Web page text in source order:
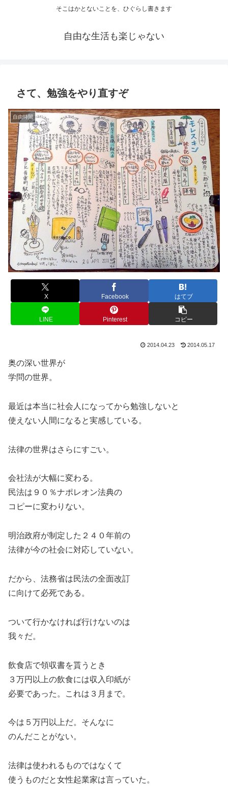
そこはかとないことを、ひぐらし書きます
自由な生活も楽じゃない
さて、勉強をやり直すぞ
自由時間
X Facebook はてブ
LINE Pinterest コピー
2014.04.23 2014.05.17
奥の深い世界が
学問の世界。
最近は本当に社会人になってから勉強しないと
使えない人間になると実感している。
法律の世界はさらにすごい。
会社法が大幅に変わる。
民法は９０％ナポレオン法典の
コピーに変わりない。
明治政府が制定した２４０年前の
法律が今の社会に対応していない。
だから、法務省は民法の全面改訂
に向けて必死である。
ついて行かなければ行けないのは
我々だ。
飲食店で領収書を貰うとき
３万円以上の飲食には収入印紙が
必要であった。これは３月まで。
今は５万円以上だ。そんなに
のんだことがない。
法律は使われるものではなくて
使うものだと女性起業家は言っていた。